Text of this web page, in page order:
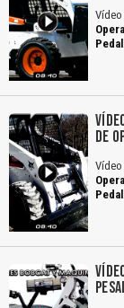
DE